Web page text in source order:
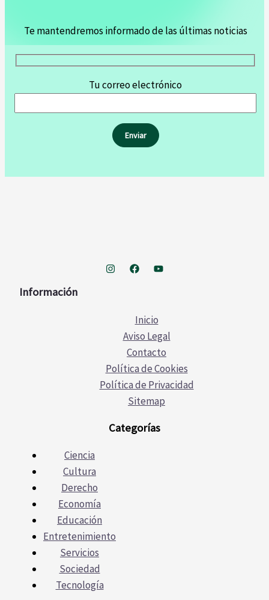
Te mantendremos informado de las últimas noticias
Tu correo electrónico
Información
Inicio
Aviso Legal
Contacto
Política de Cookies
Política de Privacidad
Sitemap
Categorías
Ciencia
Cultura
Derecho
Economía
Educación
Entretenimiento
Servicios
Sociedad
Tecnología